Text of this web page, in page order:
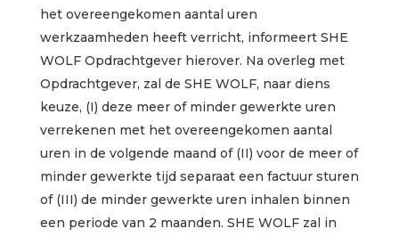
het overeengekomen aantal uren
werkzaamheden heeft verricht, informeert SHE
WOLF Opdrachtgever hierover. Na overleg met
Opdrachtgever, zal de SHE WOLF, naar diens
keuze, (I) deze meer of minder gewerkte uren
verrekenen met het overeengekomen aantal
uren in de volgende maand of (II) voor de meer of
minder gewerkte tijd separaat een factuur sturen
of (III) de minder gewerkte uren inhalen binnen
een periode van 2 maanden. SHE WOLF zal in